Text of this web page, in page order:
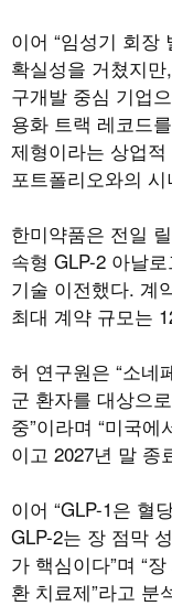
이어 “임성기 회장
확실성을 거쳤지
구개발 중심 기업
용화 트랙 레코드
제형이라는 상업
포트폴리오와의
한미약품은 전일
속형 GLP-2 아날
기술 이전했다. 계
최대 계약 규모는
허 연구원은 “소네
군 환자를 대상으
중”이라며 “미국
이고 2027년 말 종
이어 “GLP-1은 혈
GLP-2는 장 점막
가 핵심이다”며 “
환 치료제”라고 분